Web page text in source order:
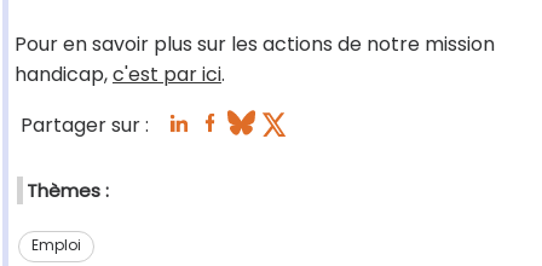
Pour en savoir plus sur les actions de notre mission
handicap,c'est par ici.
Partager sur :
Thèmes :
Emploi